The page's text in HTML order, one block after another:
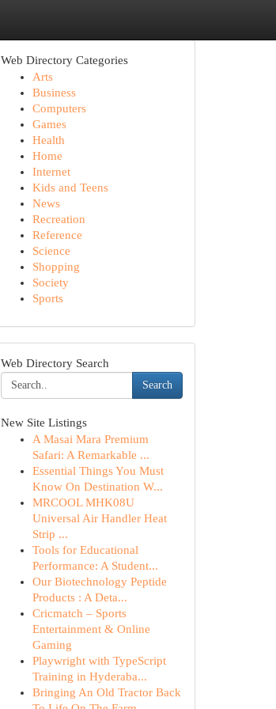
Web Directory Categories
Arts
Business
Computers
Games
Health
Home
Internet
Kids and Teens
News
Recreation
Reference
Science
Shopping
Society
Sports
Web Directory Search
Search
New Site Listings
A Masai Mara Premium
Safari: A Remarkable ...
Essential Things You Must
Know On Destination W...
MRCOOL MHK08U
Universal Air Handler Heat
Strip ...
Tools for Educational
Performance: A Student...
Our Biotechnology Peptide
Products : A Deta...
Cricmatch – Sports
Entertainment & Online
Gaming
Playwright with TypeScript
Training in Hyderaba...
Bringing An Old Tractor Back